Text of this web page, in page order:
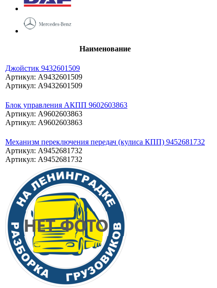
Наименование
Джойстик 9432601509
Артикул: A9432601509
Артикул: A9432601509
Блок управления АКПП 9602603863
Артикул: A9602603863
Артикул: A9602603863
Механизм переключения передач (кулиса КПП) 9452681732
Артикул: A9452681732
Артикул: A9452681732